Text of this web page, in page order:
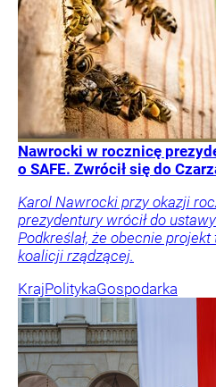
Nawrocki w rocznicę
o SAFE. Zwrócił się do
Karol Nawrocki przy okazji
prezydentury wrócił do
Podkreślał, że obecnie
koalicji rządzącej.
KrajPolitykaGospodarka